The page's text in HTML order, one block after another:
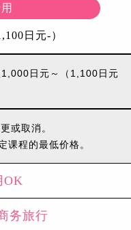
日元-）
日元～（1,100日元
或取消。
课程的最低价格。
OK
务旅行